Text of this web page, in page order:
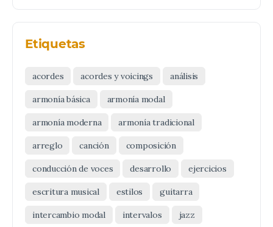
Etiquetas
acordes acordes y voicings análisis
armonía básica armonía modal
armonía moderna armonía tradicional
arreglo canción composición
conducción de voces desarrollo ejercicios
escritura musical estilos guitarra
intercambio modal intervalos jazz